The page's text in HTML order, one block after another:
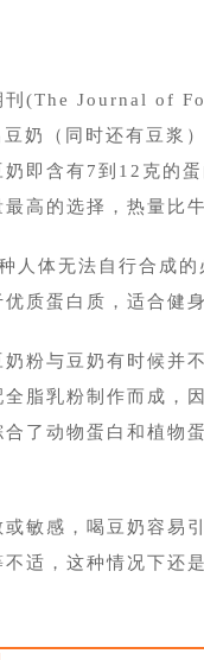
刊(The Journal of
奶（同时还有豆浆
即含有7到12克的
高的选择，热量比
人体无法自行合成
质蛋白质，适合健
粉与豆奶有时候并
脂乳粉制作而成，
了动物蛋白和植物
敏感，喝豆奶容易
适，这种情况下还